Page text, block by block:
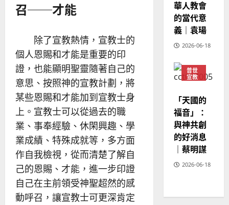
召──才能
除了宣教熱情，宣教士的
個人恩賜和才能是重要的印
證，也能顯明聖靈隨著自己的
意思、按照神的宣教計劃，將
某些恩賜和才能加到宣教士身
上。宣教士可以從過去的職
業、事奉經驗、休閑興趣、學
業成績、特殊成就等，多方面
作自我檢視，從而清楚了解自
己的恩賜、才能，進一步印證
自己在主前領受神聖超然的感
動呼召，讓宣教士可更深肯定
20
華人教會
的當代意
義｜袁瑒
2026-06-18
普世
宣教
「天國的
福音」：
與神共創
的好消息
｜蔡明謀
2026-06-18